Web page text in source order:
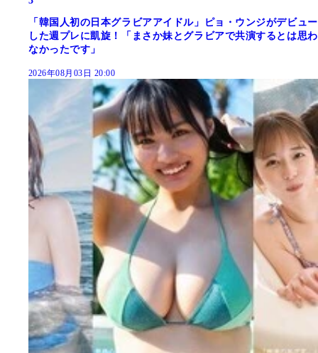
「韓国人初の日本グラビアアイドル」ピョ・ウンジがデビュー
した週プレに凱旋！「まさか妹とグラビアで共演するとは思わ
なかったです」
2026年08月03日 20:00